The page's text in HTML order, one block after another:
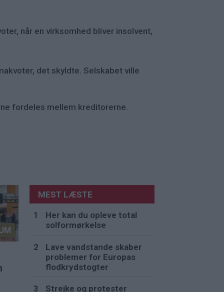
når en virksomhed bliver insolvent,
det skyldte. Selskabet ville
fordeles mellem kreditorerne.
MEST LÆSTE
Her kan du opleve total
solformørkelse
Lave vandstande skaber
problemer for Europas
flodkrydstogter
Strejke og protester